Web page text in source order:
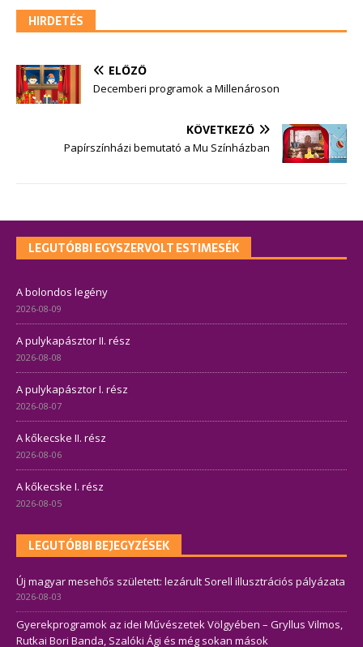
HIRDETÉS
ELŐZŐ
Decemberi programok a Millenároson
KÖVETKEZŐ
Papírszínházi bemutató a Mu Színházban
LEGUTÓBBI EGYSZERVOLT ESTIMESÉK
A bolondos legény
2026-08-09
A pulykapásztor II. rész
2026-08-08
A pulykapásztor I. rész
2026-08-07
A kőkecske II. rész
2026-08-06
A kőkecske I. rész
2026-08-05
LEGUTÓBBI BEJEGYZÉSEK
Új magyar mesehős született: lezárult Sorell illusztrációs pályázata
2026-08-03
Gyerekprogramok az idei Művészetek Völgyében – Gryllus Vilmos,
Rutkai Bori Banda, Szalóki Ági és még sokan mások